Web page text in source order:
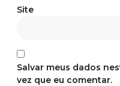
Site
Salvar meus dados
vez que eu comentar.